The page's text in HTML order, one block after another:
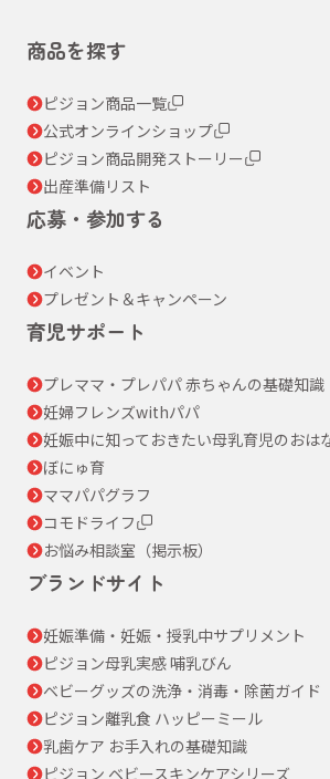
商品を探す
ピジョン商品一覧
公式オンラインショップ
ピジョン商品開発ストーリー
出産準備リスト
応募・参加する
イベント
プレゼント＆キャンペーン
育児サポート
プレママ・プレパパ 赤ちゃんの基礎知識
妊婦フレンズwithパパ
妊娠中に知っておきたい母乳育児のおは
ぼにゅ育
ママパパグラフ
コモドライフ
お悩み相談室（掲示板）
ブランドサイト
妊娠準備・妊娠・授乳中サプリメント
ピジョン母乳実感 哺乳びん
ベビーグッズの洗浄・消毒・除菌ガイド
ピジョン離乳食 ハッピーミール
乳歯ケア お手入れの基礎知識
ピジョン ベビースキンケアシリーズ